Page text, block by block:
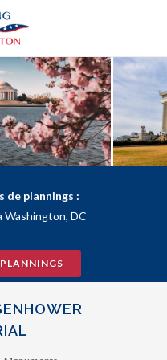
de plannings :
Washington, DC